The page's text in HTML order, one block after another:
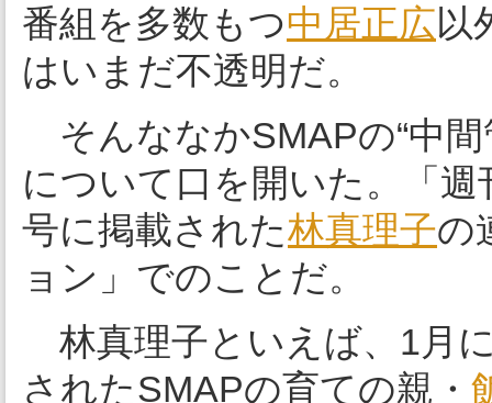
番組を多数もつ中居正広以
はいまだ不透明だ。
そんななかSMAPの“中間
について口を開いた。「週
号に掲載された林真理子の
ョン」でのことだ。
林真理子といえば、1月
されたSMAPの育ての親・